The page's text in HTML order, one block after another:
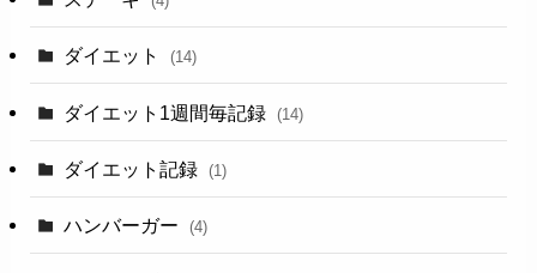
ダイエット (14)
ダイエット1週間毎記録 (14)
ダイエット記録 (1)
ハンバーガー (4)